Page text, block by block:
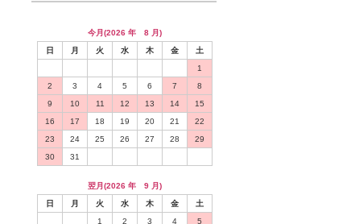
今月(2026 年 8 月)
日
月 火 水 木 金
土
1
2
3 4 5 6 7
8
9
10 11 12 13 14
15
16
17 18 19 20 21
22
23
24 25 26 27 28
29
30
31
翌月(2026 年 9 月)
日
月 火 水 木 金
土
1
2 3 4 5